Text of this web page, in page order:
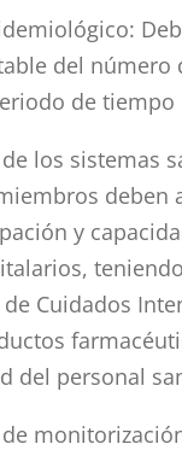
del número
de tiempo
los sistemas
deben
y
Cuidados
del personal